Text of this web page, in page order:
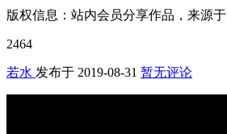
版权信息： 站内会员分享作品，来源于
2464
若水 发布于 2019-08-31 暂无评论